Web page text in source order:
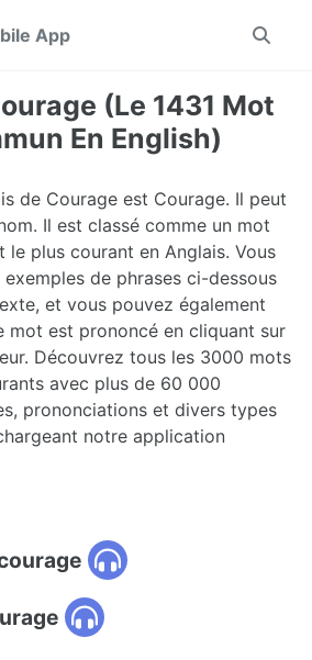
App
Toggle
(Le 1431 Mot
En English)
de Courage est Courage. Il peut
Il est classé comme un mot
le plus courant en Anglais. Vous
de phrases ci-dessous
et vous pouvez également
mot est prononcé en cliquant sur
Découvrez tous les 3000 mots
avec plus de 60 000
prononciations et divers types
notre application